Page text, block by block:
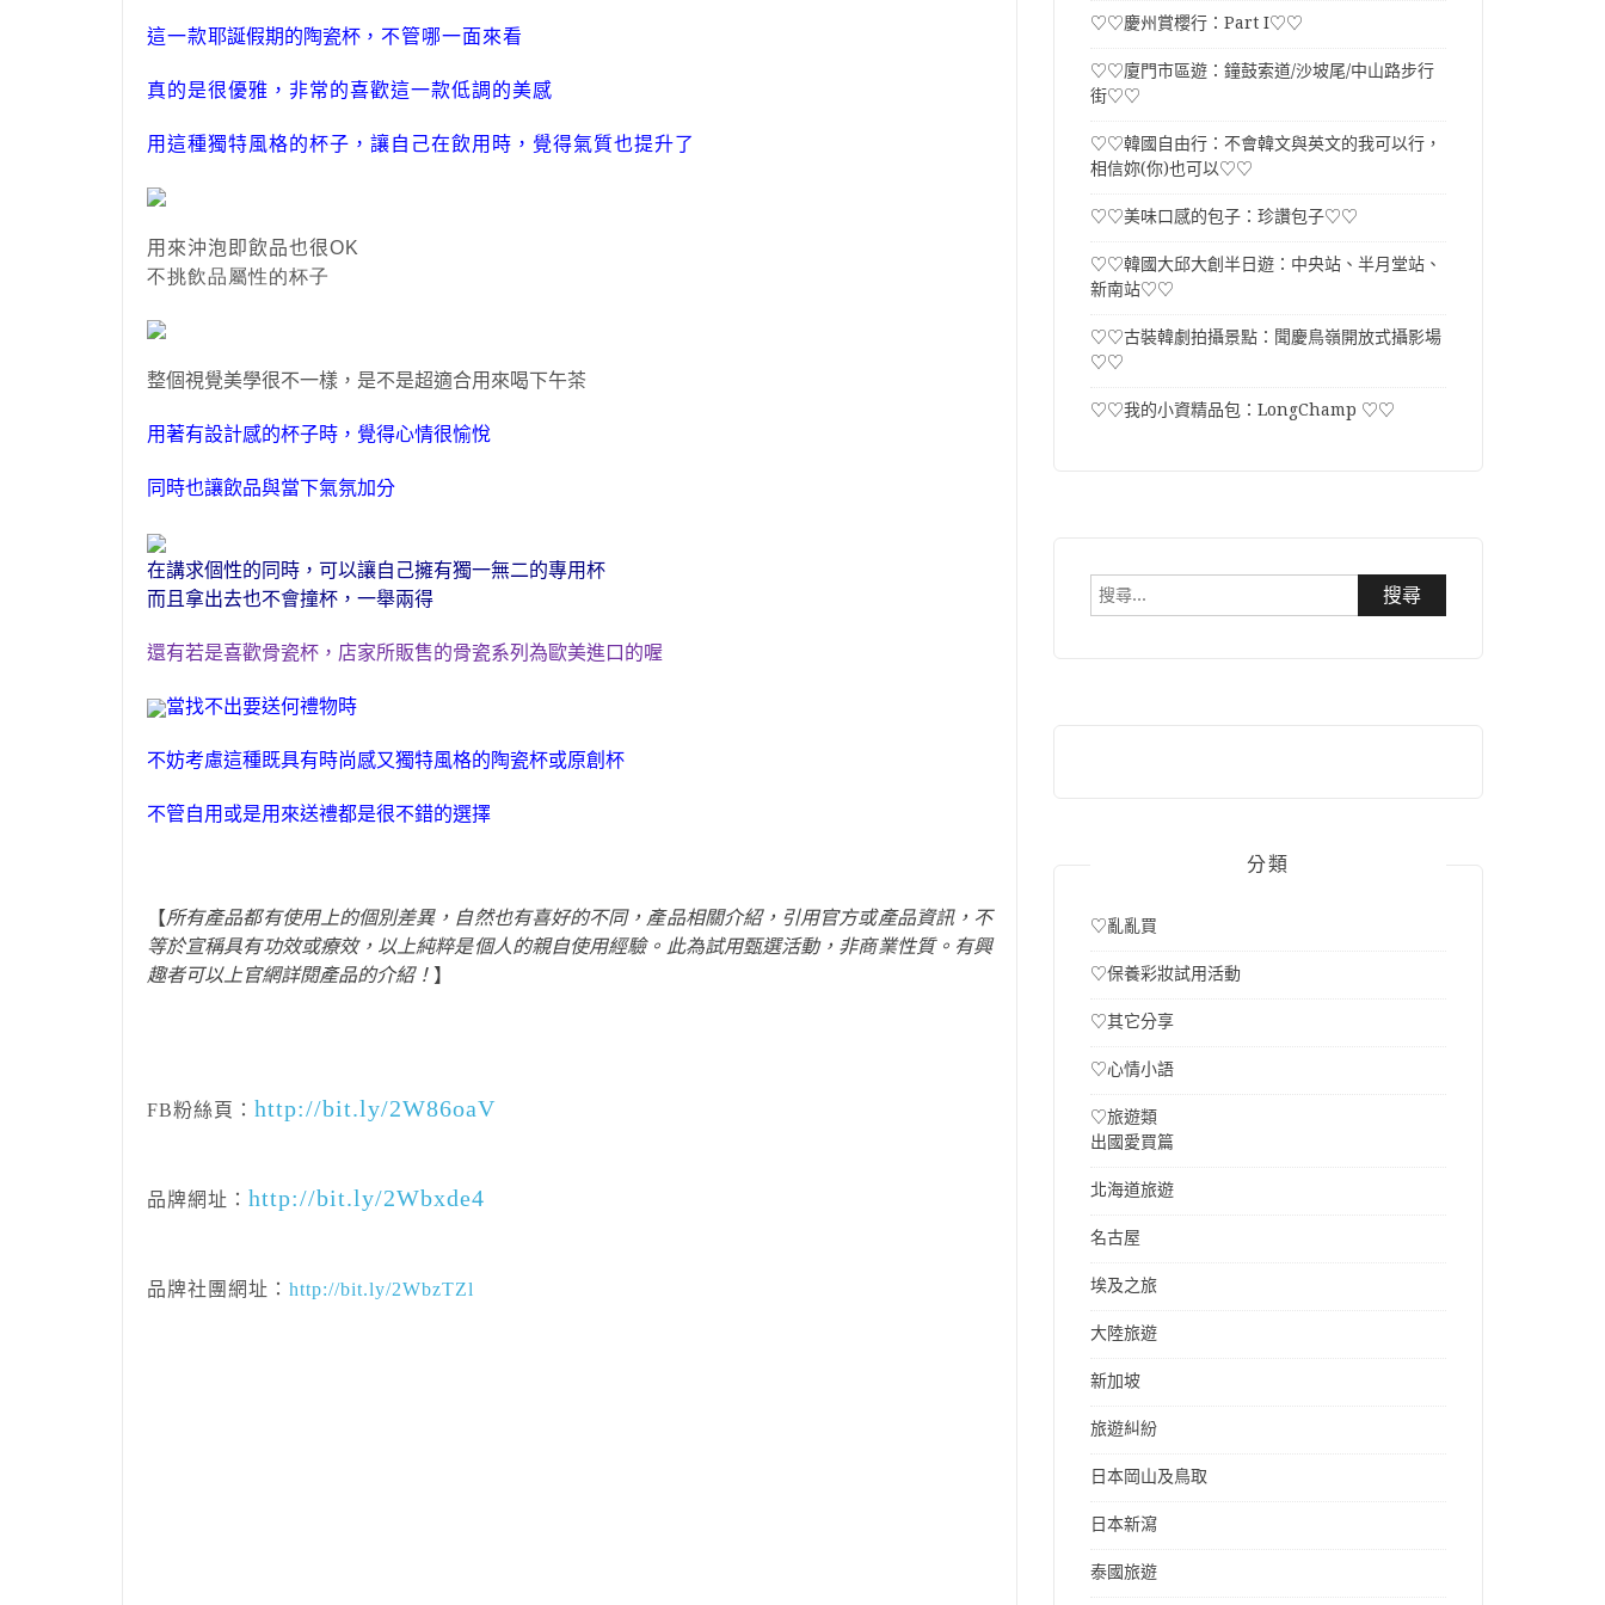
這一款耶誕假期的陶瓷杯 ，不管哪一面來看
真的是很優雅 ， 非常的喜歡這一款低調的美感
用這種獨特風格的杯子 ， 讓自己在飲用時 ， 覺得氣質也提升了
用來沖泡即飲品也很OK
不挑飲品屬性的杯子
整個視覺美學很不一樣 ， 是不是超適合用來喝下午茶
用著有設計感的杯子時，覺得心情很愉悅
同時也讓飲品與當下氣氛加分
在講求個性的同時， 可以讓自己擁有獨一無二的專用杯
而且拿出去也不會撞杯 ， 一舉兩得
還有若是喜歡骨瓷杯 ， 店家所販售的骨瓷系列為歐美進口 的喔
當找不出要送何禮物時
不妨考慮這種既具有時尚感又獨特風格的陶瓷杯或原創杯
不管自用或是用來送禮都是很不錯的選擇
【所有產品都有使用上的個別差異，自然也有喜好的不同，產品相關介紹，引用官方或產品資訊，不
等於宣稱具有功效或療效， 以上純粹是個人的親自使用經驗。此為試用甄選活動，非商業性質。有興
趣者可以上官網詳閱產品的介紹！ 】
FB粉絲頁： http://bit.ly/2W86oaV
品牌網址： http://bit.ly/2Wbxde4
品牌社團網址： http://bit.ly/2WbzTZl
♡♡慶州賞櫻行：Part I♡♡
♡♡廈門市區遊：鐘鼓索道/沙坡尾/中山路步行
街♡♡
♡♡韓國自由行：不會韓文與英文的我可以行，
相信妳(你)也可以♡♡
♡♡美味口感的包子：珍讚包子♡♡
♡♡韓國大邱大創半日遊：中央站、半月堂站、
新南站♡♡
♡♡古裝韓劇拍攝景點：聞慶鳥嶺開放式攝影場
♡♡
♡♡我的小資精品包：LongChamp ♡♡
搜
分類
♡亂亂買
♡保養彩妝試用活動
♡其它分享
♡心情小語
♡旅遊類
出國愛買篇
北海道旅遊
名古屋
埃及之旅
大陸旅遊
新加坡
旅遊糾紛
日本岡山及鳥取
日本新瀉
泰國旅遊